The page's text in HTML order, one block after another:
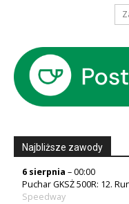
Najbliższe zawody
6 sierpnia – 00:00
Puchar GKSŻ 500R: 12.
Speedway